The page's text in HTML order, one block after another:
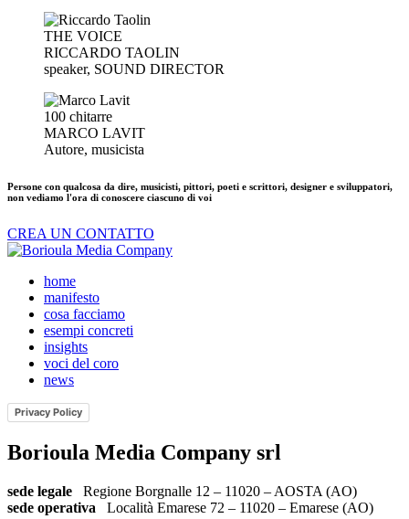
THE VOICE
RICCARDO TAOLIN
speaker, SOUND DIRECTOR
100 chitarre
MARCO LAVIT
Autore, musicista
Persone con qualcosa da dire, musicisti, pittori, poeti e scrittori, designer e sviluppatori,
non vediamo l'ora di conoscere ciascuno di voi
CREA UN CONTATTO
home
manifesto
cosa facciamo
esempi concreti
insights
voci del coro
news
Privacy Policy
Borioula Media Company srl
sede legale Regione Borgnalle 12 – 11020 – AOSTA (AO)
sede operativa
Località Emarese 72 – 11020 – Emarese (AO)